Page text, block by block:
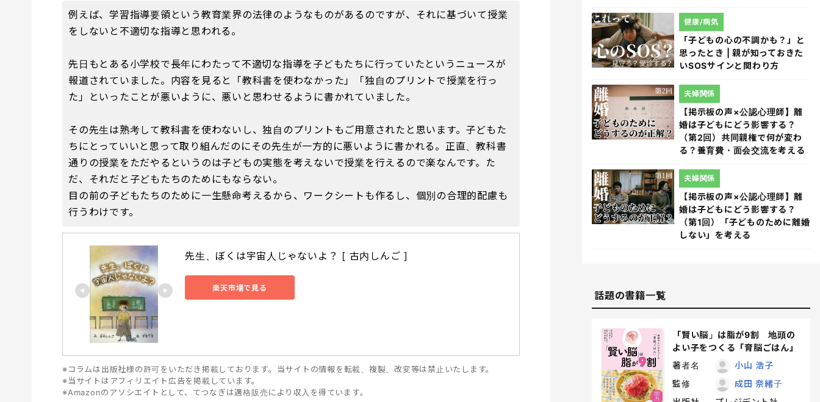
例えば、学習指導要領という教育業界の法律のようなものがあるのですが、それに基づいて授業
をしないと不適切な指導と思われる。
先日もとある小学校で長年にわたって不適切な指導を子どもたちに行っていたというニュースが
報道されていました。内容を見ると「教科書を使わなかった」「独自のプリントで授業を行っ
た」といったことが悪いように、悪いと思わせるように書かれていました。
その先生は熟考して教科書を使わないし、独自のプリントもご用意されたと思います。子どもた
ちにとっていいと思って取り組んだのにその先生が一方的に悪いように書かれる。正直、教科書
通りの授業をただやるというのは子どもの実態を考えないで授業を行えるので楽なんです。た
だ、それだと子どもたちのためにもならない。
目の前の子どもたちのために一生懸命考えるから、ワークシートも作るし、個別の合理的配慮も
行うわけです。
先生、ぼくは宇宙人じゃないよ？ [ 古内しんご ]
楽天市場で見る
※コラムは出版社様の許可をいただき掲載しております。当サイトの情報を転載、複製、改変等は禁止いたします。
※当サイトはアフィリエイト広告を掲載しています。
※Amazonのアソシエイトとして、てつなぎは適格販売により収入を得ています。
「子どもの心の不調かも？」と
思ったとき | 親が知っておきた
いSOSサインと関わり方
健康/病気
【掲示板の声×公認心理師】離
婚は子どもにどう影響する？
（第2回）共同親権で何が変わ
る？養育費・面会交流を考える
夫婦関係
【掲示板の声×公認心理師】離
婚は子どもにどう影響する？
（第1回）「子どものために離婚
しない」を考える
夫婦関係
話題の書籍一覧
「賢い脳」は脂が9割 地頭の
よい子をつくる「育脳ごはん」
著者名
小山 浩子
監修
成田 奈緒子